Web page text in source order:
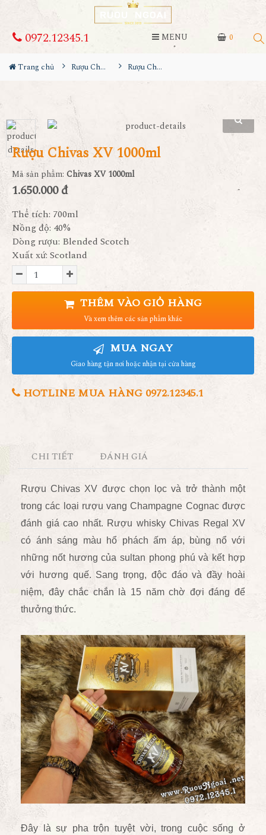
0
0972.12345.1 MENU
Trang chủ Rượu Chivas Rượu Chivas XV 1000ml
Rượu Chivas XV 1000ml
Mã sản phẩm: Chivas XV 1000ml
1.650.000 đ
Thể tích: 700ml
Nồng độ: 40%
Dòng rượu: Blended Scotch
Xuất xứ: Scotland
THÊM VÀO GIỎ HÀNG
Và xem thêm các sản phẩm khác
MUA NGAY
Giao hàng tận nơi hoặc nhận tại cửa hàng
HOTLINE MUA HÀNG 0972.12345.1
CHI TIẾT ĐÁNH GIÁ
Rượu Chivas XV được chọn lọc và trở thành một
trong các loại rượu vang Champagne Cognac được
đánh giá cao nhất. Rượu whisky Chivas Regal XV
có ánh sáng màu hổ phách ấm áp, bùng nổ với
những nốt hương của sultan phong phú và kết hợp
với hương quế. Sang trọng, độc đáo và đầy hoài
niệm, đây chắc chắn là 15 năm chờ đợi đáng để
thưởng thức.
Đây là sự pha trộn tuyệt vời, trong cuộc sống ở